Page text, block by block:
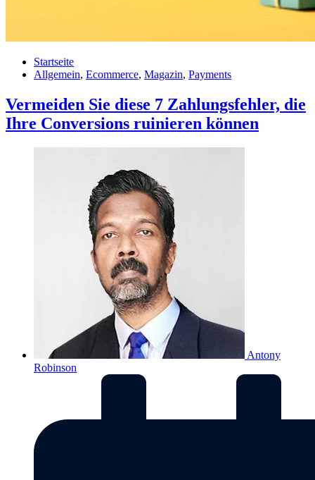
Startseite
Allgemein, Ecommerce, Magazin, Payments
Vermeiden Sie diese 7 Zahlungsfehler, die
Ihre Conversions ruinieren können
Antony
Robinson